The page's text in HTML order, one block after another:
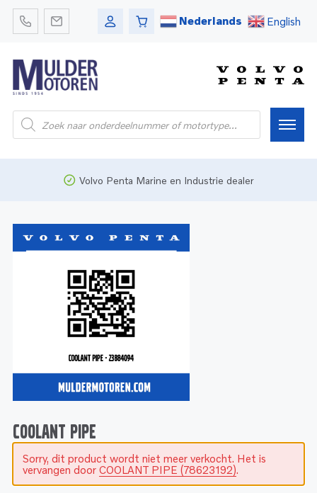
Nederlands English
Onderdelen
Bedrijfsvaart
Onderdelen
Motoren
Onderdelen
Service
Motoren
Service en onderhoud
Reman – Pleziervaart
Reman - Bedrijfsvaart
Volvo Penta Marine en Industrie dealer
COOLANT PIPE
Sorry, dit product wordt niet meer verkocht. Het is
vervangen door COOLANT PIPE (78623192).